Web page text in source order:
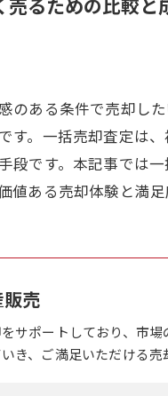
のある条件で売却し
す。一括売却査定は
です。本記事では
ある売却体験と満足
売
サポートしており、市
き、ご満足いただける売